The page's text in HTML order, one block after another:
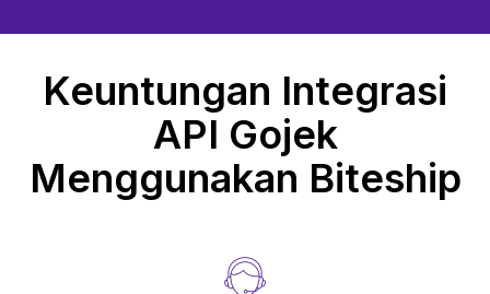
Keuntungan Integrasi
API Gojek
Menggunakan Biteship